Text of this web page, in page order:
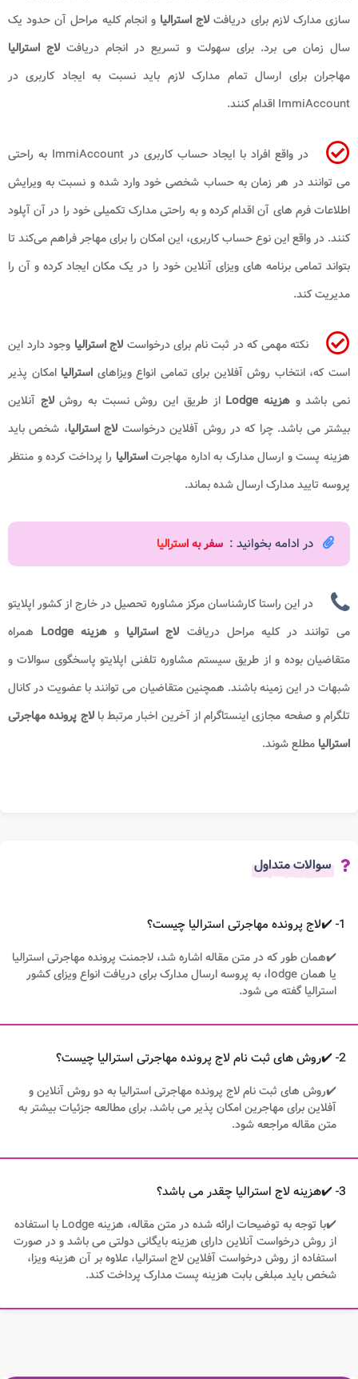
سازی مدارک لازم برای دریافت لاج استرالیا و انجام کلیه مراحل آن حدود یک
سال زمان می برد. برای سهولت و تسریع در انجام دریافت لاج استرالیا
مهاجران برای ارسال تمام مدارک لازم باید نسبت به ایجاد کاربری در
ImmiAccount اقدام کنند.
در واقع افراد با ایجاد حساب کاربری در ImmiAccount به راحتی
می ‌توانند در هر زمان به حساب شخصی خود وارد شده و نسبت به ویرایش
اطلاعات فرم های آن اقدام کرده و به راحتی مدارک تکمیلی خود را در آن آپلود
کنند. در واقع این نوع حساب کاربری، این امکان را برای مهاجر فراهم می‌کند تا
بتواند تمامی برنامه ‌های ویزای آنلاین خود را در یک مکان ایجاد کرده و آن را
مدیریت کند.
نکته مهمی که در ثبت نام برای درخواست لاج استرالیا وجود دارد این
است که، انتخاب روش آفلاین برای تمامی انواع ویزاهای استرالیا امکان‌ پذیر
نمی باشد وهزینه Lodge از طریق این روش نسبت به روشلاج آنلاین
بیشتر می باشد. چرا که در روش آفلاین درخواست لاج استرالیا، شخص باید
هزینه پست و ارسال مدارک به اداره مهاجرتاسترالیا را پرداخت کرده و منتظر
پروسه تایید مدارک ارسال شده بماند.
در ادامه بخوانید : سفر به استرالیا
در این راستا کارشناسان مرکز مشاوره تحصیل در خارج از کشور اپلایتو
می توانند در کلیه مراحل دریافت لاج استرالیا و هزینه Lodge
همراه
متقاضیان بوده و از طریق سیستم مشاوره تلفنی اپلایتو پاسخگوی سوالات و
شبهات در این زمینه باشند. همچنین متقاضیان می توانند با عضویت در کانال
تلگرام و صفحه مجازی اینستاگرام از آخرین اخبار مرتبط با لاج پرونده مهاجرتی
استرالیا مطلع شوند.
سوالات متداول
1- ✔️لاج پرونده مهاجرتی استرالیا چیست؟
✔️همان طور که در متن مقاله اشاره شد، لاجمنت پرونده مهاجرتی استرالیا
یا همان lodge، به پروسه ارسال مدارک برای دریافت انواع ویزای کشور
استرالیا گفته می شود.
2- ✔️روش های ثبت نام لاج پرونده مهاجرتی استرالیا چیست؟
✔️روش های ثبت نام لاج پرونده مهاجرتی استرالیا به دو روش آنلاین و
آفلاین برای مهاجرین امکان پذیر می باشد. برای مطالعه جزئیات بیشتر به
متن مقاله مراجعه شود.
3- ✔️هزینه لاج استرالیا چقدر می باشد؟
✔️با توجه به توضیحات ارائه شده در متن مقاله، هزینه Lodge با استفاده
از روش درخواست آنلاین دارای هزینه بایگانی دولتی می باشد و در صورت
استفاده از روش درخواست آفلاین لاج استرالیا، علاوه بر آن هزینه ویزا،
شخص باید مبلغی بابت هزینه پست مدارک پرداخت کند.